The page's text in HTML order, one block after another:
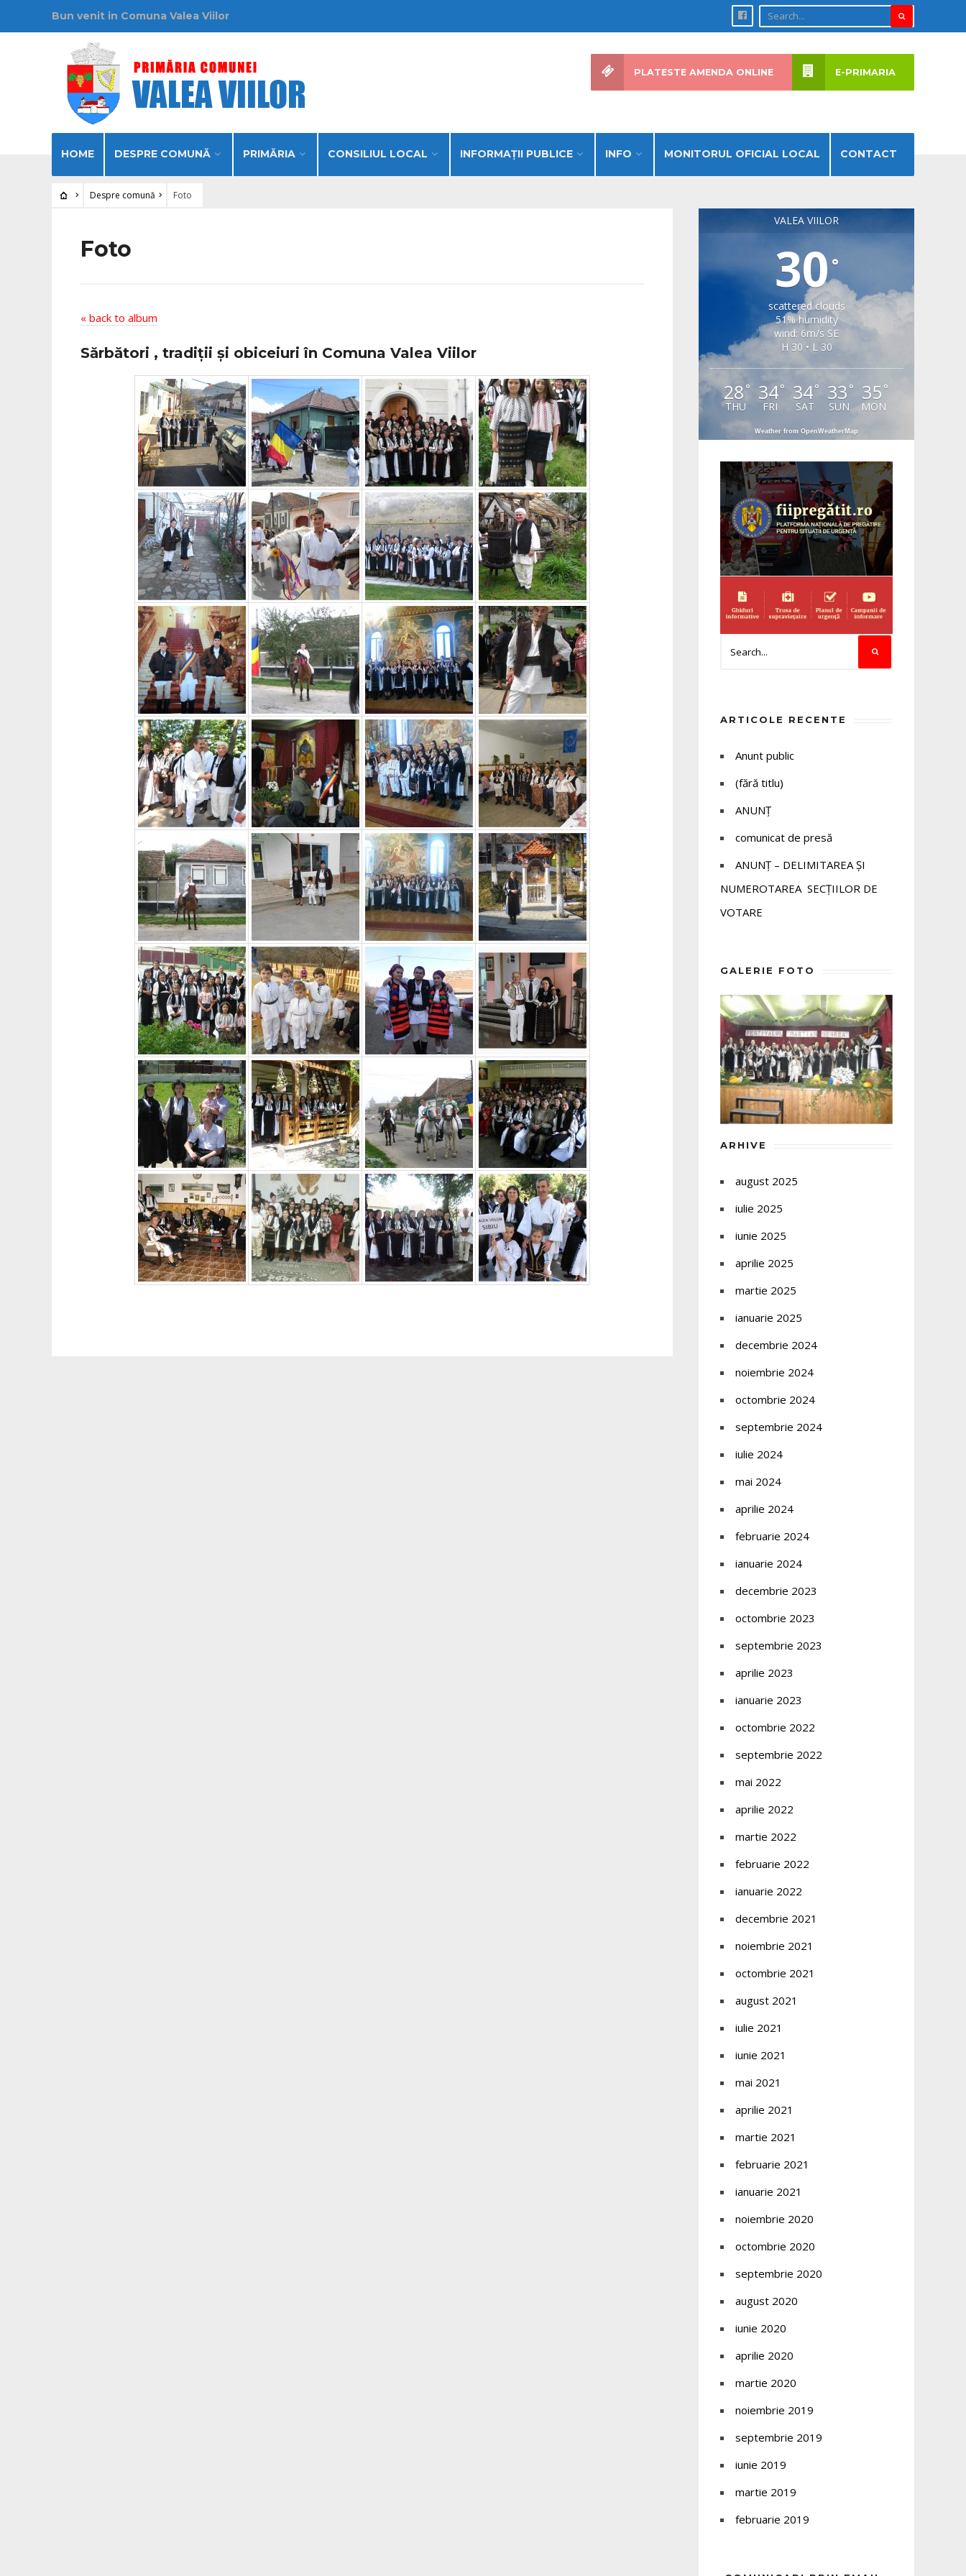
Bun venit in Comuna Valea Viilor
HOME DESPRE COMUNĂ PRIMĂRIA CONSILIUL LOCAL INFORMAŢII PUBLICE INFO MONITORUL OFICIAL LOCAL CONTACT
PLATESTE AMENDA ONLINE E-PRIMARIA
Despre comună Foto
Foto
« back to album
Sărbători , tradiții și obiceiuri în Comuna Valea Viilor
VALEA VIILOR
30°
scattered clouds
51% humidity
wind: 6m/s SE
H 30 • L 30
28°
THU
34°
FRI
34°
SAT
33 °
SUN
35 °
MON
Weather from OpenWeatherMap
ARTICOLE RECENTE
Anunt public
(fără titlu)
ANUNȚ
comunicat de presă
ANUNȚ – DELIMITAREA ȘI
NUMEROTAREA SECȚIILOR DE
VOTARE
GALERIE FOTO
ARHIVE
august 2025
iulie 2025
iunie 2025
aprilie 2025
martie 2025
ianuarie 2025
decembrie 2024
noiembrie 2024
octombrie 2024
septembrie 2024
iulie 2024
mai 2024
aprilie 2024
februarie 2024
ianuarie 2024
decembrie 2023
octombrie 2023
septembrie 2023
aprilie 2023
ianuarie 2023
octombrie 2022
septembrie 2022
mai 2022
aprilie 2022
martie 2022
februarie 2022
ianuarie 2022
decembrie 2021
noiembrie 2021
octombrie 2021
august 2021
iulie 2021
iunie 2021
mai 2021
aprilie 2021
martie 2021
februarie 2021
ianuarie 2021
noiembrie 2020
octombrie 2020
septembrie 2020
august 2020
iunie 2020
aprilie 2020
martie 2020
noiembrie 2019
septembrie 2019
iunie 2019
martie 2019
februarie 2019